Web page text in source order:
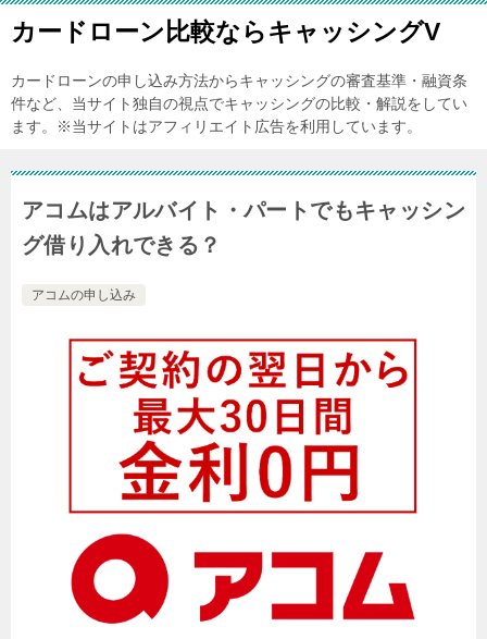
カードローン比較ならキャッシングV
カードローンの申し込み方法からキャッシングの審査基準・融資条
件など、当サイト独自の視点でキャッシングの比較・解説をしてい
ます。※当サイトはアフィリエイト広告を利用しています。
アコムはアルバイト・パートでもキャッシン
グ借り入れできる？
アコムの申し込み